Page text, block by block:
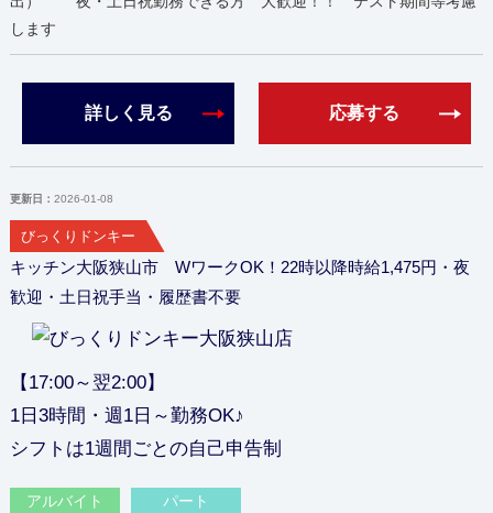
します
詳しく見る 応募する
更新日： 2026-01-08
びっくりドンキー
キッチン大阪狭山市 WワークOK！22時以降時給1,475円・夜
歓迎・土日祝手当・履歴書不要
【17:00～翌2:00】
1日3時間・週1日～勤務OK♪
シフトは1週間ごとの自己申告制
アルバイト パート